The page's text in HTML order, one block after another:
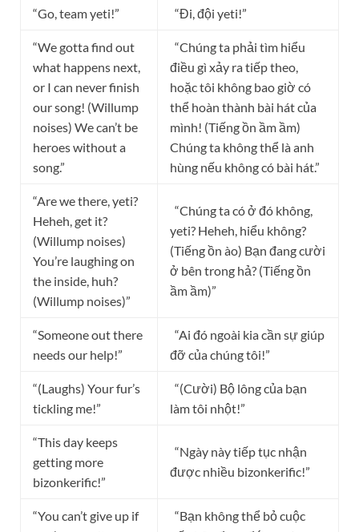
“Go, team yeti!” “Đi, đội yeti!”
“We gotta find out
what happens next,
or I can never finish
our song! (Willump
noises) We can’t be
heroes without a
song.”
“Chúng ta phải tìm hiểu
điều gì xảy ra tiếp theo,
hoặc tôi không bao giờ có
thể hoàn thành bài hát của
mình! (Tiếng ồn ầm ầm)
Chúng ta không thể là anh
hùng nếu không có bài hát.”
“Are we there, yeti?
Heheh, get it?
(Willump noises)
You’re laughing on
the inside, huh?
(Willump noises)”
“Chúng ta có ở đó không,
yeti? Heheh, hiểu không?
(Tiếng ồn ào) Bạn đang cười
ở bên trong hả? (Tiếng ồn
ầm ầm)”
“Someone out there
needs our help!”
“Ai đó ngoài kia cần sự giúp
đỡ của chúng tôi!”
“(Laughs) Your fur’s
tickling me!”
“(Cười) Bộ lông của bạn
làm tôi nhột!”
“This day keeps
getting more
bizonkerific!”
“Ngày này tiếp tục nhận
được nhiều bizonkerific!”
“You can’t give up if
“Bạn không thể bỏ cuộc